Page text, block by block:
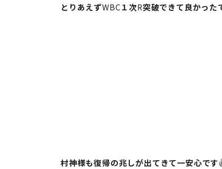
とりあえずWBC１次R突破できて良かった
村神様も復帰の兆しが出てきて一安心です